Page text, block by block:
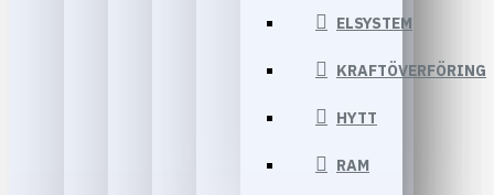
ELSYSTEM
KRAFTÖVERFÖRING
HYTT
RAM